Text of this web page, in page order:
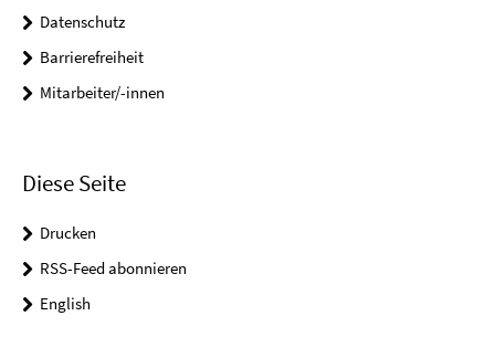
Datenschutz
Barrierefreiheit
Mitarbeiter/-innen
Diese Seite
Drucken
RSS-Feed abonnieren
English